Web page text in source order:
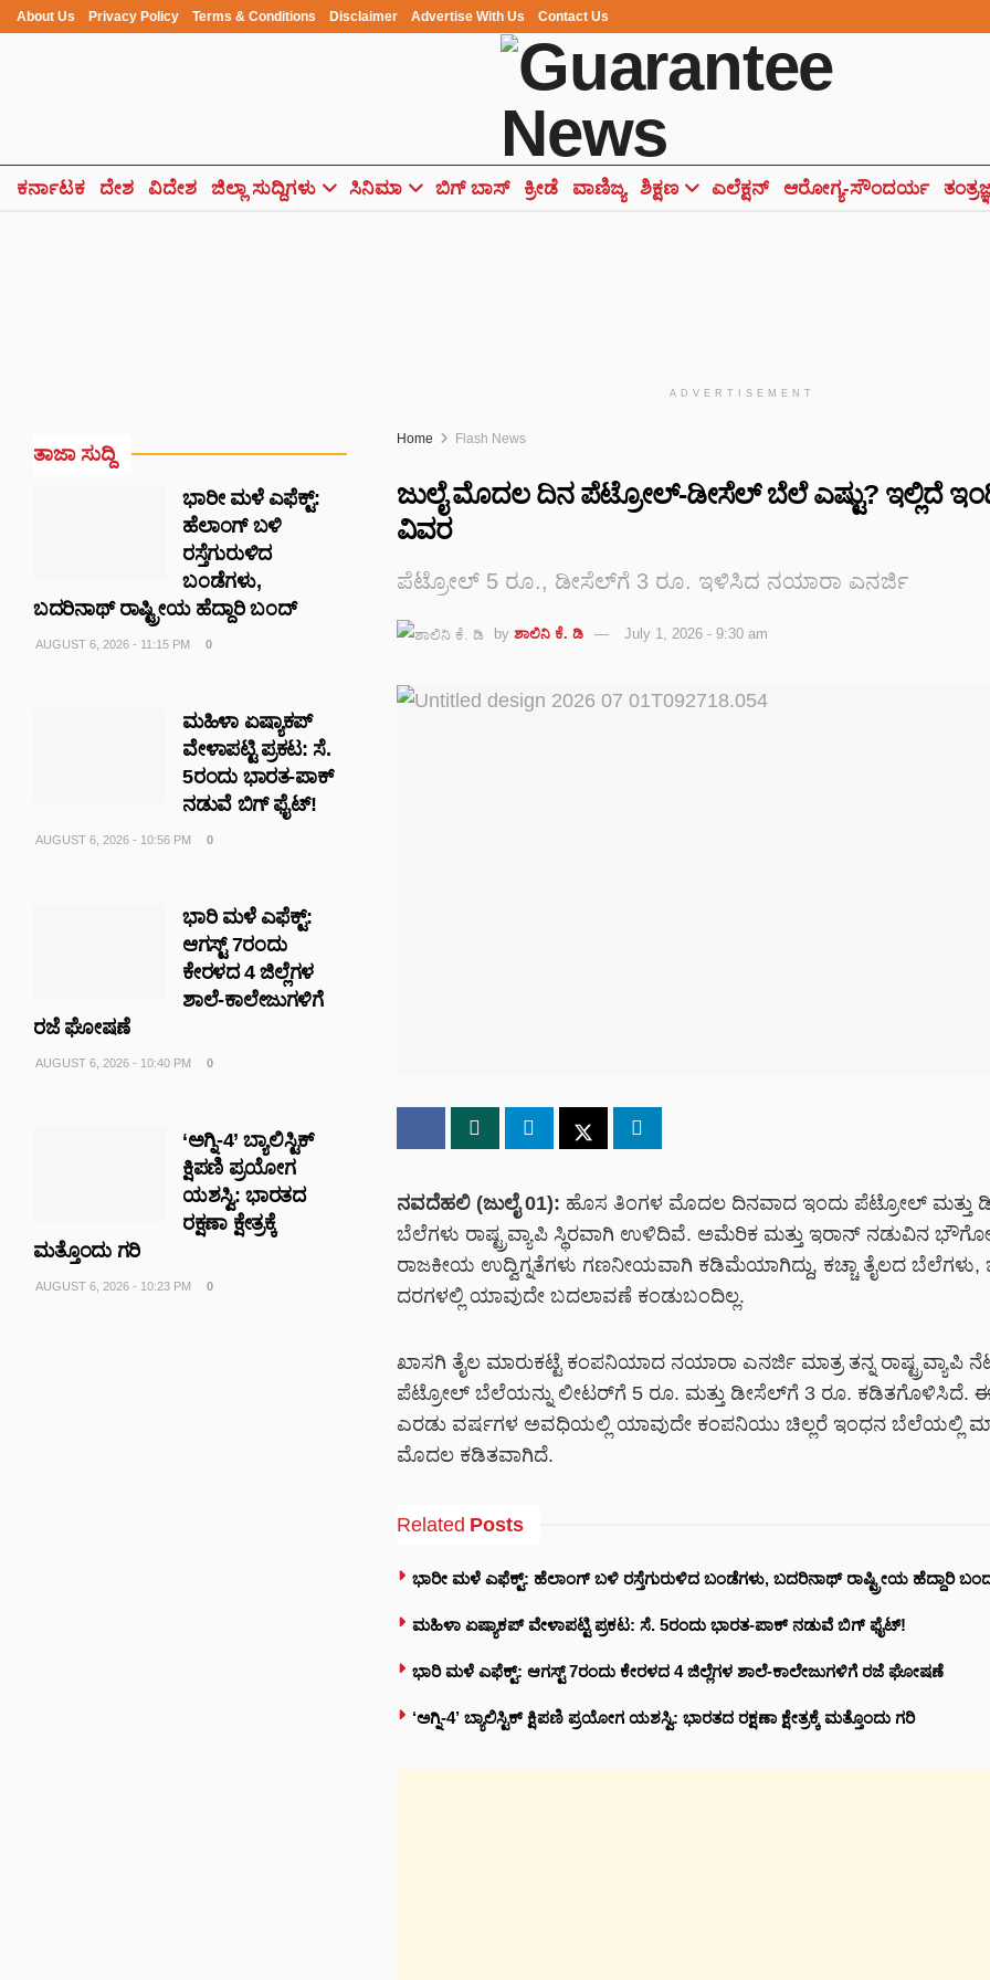
About Us Privacy Policy Terms & Conditions Disclaimer Advertise With Us Contact Us
ಕರ್ನಾಟಕ ದೇಶ ವಿದೇಶ ಜಿಲ್ಲಾ ಸುದ್ದಿಗಳು ಸಿನಿಮಾ ಬಿಗ್ ಬಾಸ್ ಕ್ರೀಡೆ ವಾಣಿಜ್ಯ ಶಿಕ್ಷಣ ಎಲೆಕ್ಷನ್ ಆರೋಗ್ಯ-ಸೌಂದರ್ಯ
ADVERTISEMENT
Home Flash News
ಜುಲೈ ಮೊದಲ ದಿನ ಪೆಟ್ರೋಲ್-ಡೀಸೆಲ್ ಬೆಲೆ ಎಷ್ಟು? ಇಲ್ಲಿದೆ
ವಿವರ
ಪೆಟ್ರೋಲ್ 5 ರೂ., ಡೀಸೆಲ್‌ಗೆ 3 ರೂ. ಇಳಿಸಿದ ನಯಾರಾ ಎನರ್ಜಿ
by ಶಾಲಿನಿ ಕೆ. ಡಿ July 1, 2026 - 9:30 am
ನವದೆಹಲಿ (ಜುಲೈ 01): ಹೊಸ ತಿಂಗಳ ಮೊದಲ ದಿನವಾದ ಇಂದು ಪೆಟ್ರೋಲ್ ಮತ್ತು
ಬೆಲೆಗಳು ರಾಷ್ಟ್ರವ್ಯಾಪಿ ಸ್ಥಿರವಾಗಿ ಉಳಿದಿವೆ. ಅಮೆರಿಕ ಮತ್ತು ಇರಾನ್ ನಡುವಿನ
ರಾಜಕೀಯ ಉದ್ವಿಗ್ನತೆಗಳು ಗಣನೀಯವಾಗಿ ಕಡಿಮೆಯಾಗಿದ್ದು, ಕಚ್ಚಾ ತೈಲದ ಬೆಲೆಗಳು,
ದರಗಳಲ್ಲಿ ಯಾವುದೇ ಬದಲಾವಣೆ ಕಂಡುಬಂದಿಲ್ಲ.
ಖಾಸಗಿ ತೈಲ ಮಾರುಕಟ್ಟೆ ಕಂಪನಿಯಾದ ನಯಾರಾ ಎನರ್ಜಿಮಾತ್ರ ತನ್ನ ರಾಷ್ಟ್ರವ್ಯಾಪಿ
ಪೆಟ್ರೋಲ್ ಬೆಲೆಯನ್ನು ಲೀಟರ್‌ಗೆ 5 ರೂ. ಮತ್ತು ಡೀಸೆಲ್‌ಗೆ 3 ರೂ. ಕಡಿತಗೊಳಿಸಿದೆ.
ಎರಡು ವರ್ಷಗಳ ಅವಧಿಯಲ್ಲಿ ಯಾವುದೇ ಕಂಪನಿಯು ಚಿಲ್ಲರೆ ಇಂಧನ ಬೆಲೆಯಲ್ಲಿ
ಮೊದಲ ಕಡಿತವಾಗಿದೆ.
Related Posts
ಭಾರೀ ಮಳೆ ಎಫೆಕ್ಟ್‌: ಹೆಲಾಂಗ್ ಬಳಿ ರಸ್ತೆಗುರುಳಿದ ಬಂಡೆಗಳು, ಬದರಿನಾಥ್‌ ರಾಷ್ಟ್ರೀಯ ಹೆದ್ದಾರಿ
ಮಹಿಳಾ ಏಷ್ಯಾಕಪ್ ವೇಳಾಪಟ್ಟಿ ಪ್ರಕಟ: ಸೆ. 5ರಂದು ಭಾರತ-ಪಾಕ್‌ ನಡುವೆ ಬಿಗ್ ಫೈಟ್!
ಭಾರಿ ಮಳೆ ಎಫೆಕ್ಟ್: ಆಗಸ್ಟ್ 7ರಂದು ಕೇರಳದ 4 ಜಿಲ್ಲೆಗಳ ಶಾಲೆ-ಕಾಲೇಜುಗಳಿಗೆ ರಜೆ ಘೋಷಣೆ
‘ಅಗ್ನಿ-4’ ಬ್ಯಾಲಿಸ್ಟಿಕ್ ಕ್ಷಿಪಣಿ ಪ್ರಯೋಗ ಯಶಸ್ವಿ: ಭಾರತದ ರಕ್ಷಣಾ ಕ್ಷೇತ್ರಕ್ಕೆ ಮತ್ತೊಂದು ಗರಿ
ತಾಜಾ ಸುದ್ದಿ
ಭಾರೀ ಮಳೆ ಎಫೆಕ್ಟ್‌:
ಹೆಲಾಂಗ್ ಬಳಿ
ರಸ್ತೆಗುರುಳಿದ
ಬಂಡೆಗಳು,
ಬದರಿನಾಥ್‌ ರಾಷ್ಟ್ರೀಯ ಹೆದ್ದಾರಿ ಬಂದ್‌
AUGUST 6, 2026 - 11:15 PM 0
ಮಹಿಳಾ ಏಷ್ಯಾಕಪ್
ವೇಳಾಪಟ್ಟಿ ಪ್ರಕಟ: ಸೆ.
5ರಂದು ಭಾರತ-ಪಾಕ್‌
ನಡುವೆ ಬಿಗ್ ಫೈಟ್!
AUGUST 6, 2026 - 10:56 PM 0
ಭಾರಿ ಮಳೆ ಎಫೆಕ್ಟ್:
ಆಗಸ್ಟ್ 7ರಂದು
ಕೇರಳದ 4 ಜಿಲ್ಲೆಗಳ
ಶಾಲೆ-ಕಾಲೇಜುಗಳಿಗೆ
ರಜೆ ಘೋಷಣೆ
AUGUST 6, 2026 - 10:40 PM 0
‘ಅಗ್ನಿ-4’ ಬ್ಯಾಲಿಸ್ಟಿಕ್
ಕ್ಷಿಪಣಿ ಪ್ರಯೋಗ
ಯಶಸ್ವಿ: ಭಾರತದ
ರಕ್ಷಣಾ ಕ್ಷೇತ್ರಕ್ಕೆ
ಮತ್ತೊಂದು ಗರಿ
AUGUST 6, 2026 - 10:23 PM 0